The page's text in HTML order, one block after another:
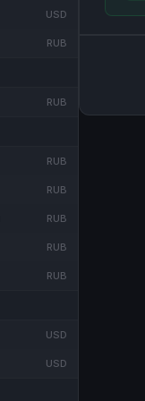
USD
RUB
RUB
RUB
RUB
RUB
RUB
RUB
USD
USD